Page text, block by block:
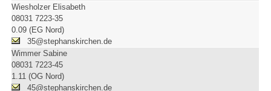
Wiesholzer Elisabeth
08031 7223-35
0.09 (EG Nord)
35@stephanskirchen.de
Wimmer Sabine
08031 7223-45
1.11 (OG Nord)
45@stephanskirchen.de